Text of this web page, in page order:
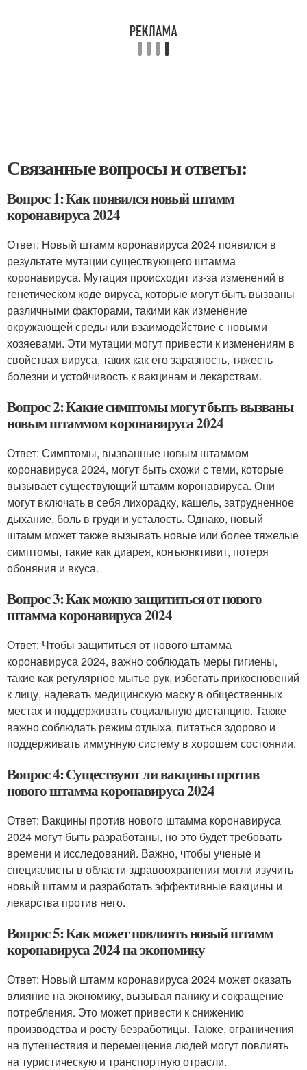
Связанные вопросы и ответы:
Вопрос 1: Как появился новый штамм
коронавируса 2024
Ответ: Новый штамм коронавируса 2024 появился в
результате мутации существующего штамма
коронавируса. Мутация происходит из-за изменений в
генетическом коде вируса, которые могут быть вызваны
различными факторами, такими как изменение
окружающей среды или взаимодействие с новыми
хозяевами. Эти мутации могут привести к изменениям в
свойствах вируса, таких как его заразность, тяжесть
болезни и устойчивость к вакцинам и лекарствам.
Вопрос 2: Какие симптомы могут быть вызваны
новым штаммом коронавируса 2024
Ответ: Симптомы, вызванные новым штаммом
коронавируса 2024, могут быть схожи с теми, которые
вызывает существующий штамм коронавируса. Они
могут включать в себя лихорадку, кашель, затрудненное
дыхание, боль в груди и усталость. Однако, новый
штамм может также вызывать новые или более тяжелые
симптомы, такие как диарея, конъюнктивит, потеря
обоняния и вкуса.
Вопрос 3: Как можно защититься от нового
штамма коронавируса 2024
Ответ: Чтобы защититься от нового штамма
коронавируса 2024, важно соблюдать меры гигиены,
такие как регулярное мытье рук, избегать прикосновений
к лицу, надевать медицинскую маску в общественных
местах и поддерживать социальную дистанцию. Также
важно соблюдать режим отдыха, питаться здорово и
поддерживать иммунную систему в хорошем состоянии.
Вопрос 4: Существуют ли вакцины против
нового штамма коронавируса 2024
Ответ: Вакцины против нового штамма коронавируса
2024 могут быть разработаны, но это будет требовать
времени и исследований. Важно, чтобы ученые и
специалисты в области здравоохранения могли изучить
новый штамм и разработать эффективные вакцины и
лекарства против него.
Вопрос 5: Как может повлиять новый штамм
коронавируса 2024 на экономику
Ответ: Новый штамм коронавируса 2024 может оказать
влияние на экономику, вызывая панику и сокращение
потребления. Это может привести к снижению
производства и росту безработицы. Также, ограничения
на путешествия и перемещение людей могут повлиять
на туристическую и транспортную отрасли.